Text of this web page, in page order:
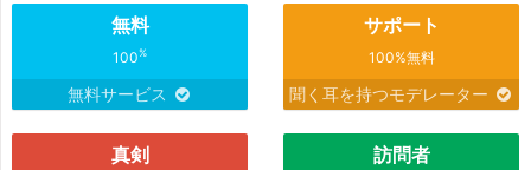
無料
100%
無料サービス
サポート
100%無料
聞く耳を持つモデレーター
真剣 訪問者